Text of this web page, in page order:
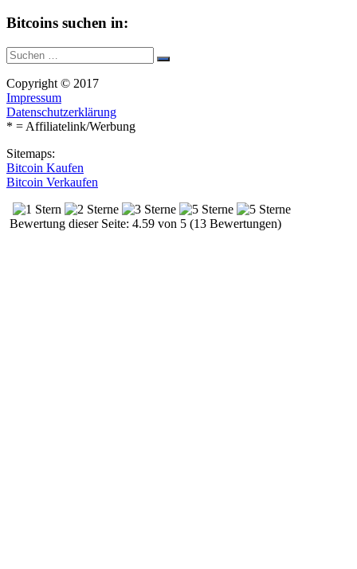
Bitcoins suchen in:
Suche
nach:
Suchen
Copyright © 2017
Impressum
Datenschutzerklärung
* = Affiliatelink/Werbung
Sitemaps:
Bitcoin Kaufen
Bitcoin Verkaufen
Bewertung dieser Seite: 4.59 von 5 (13 Bewertungen)